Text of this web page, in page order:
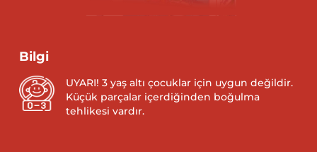
Bilgi
UYARI! 3 yaş altı çocuklar için uygun değildir.
Küçük parçalar içerdiğinden boğulma
tehlikesi vardır.